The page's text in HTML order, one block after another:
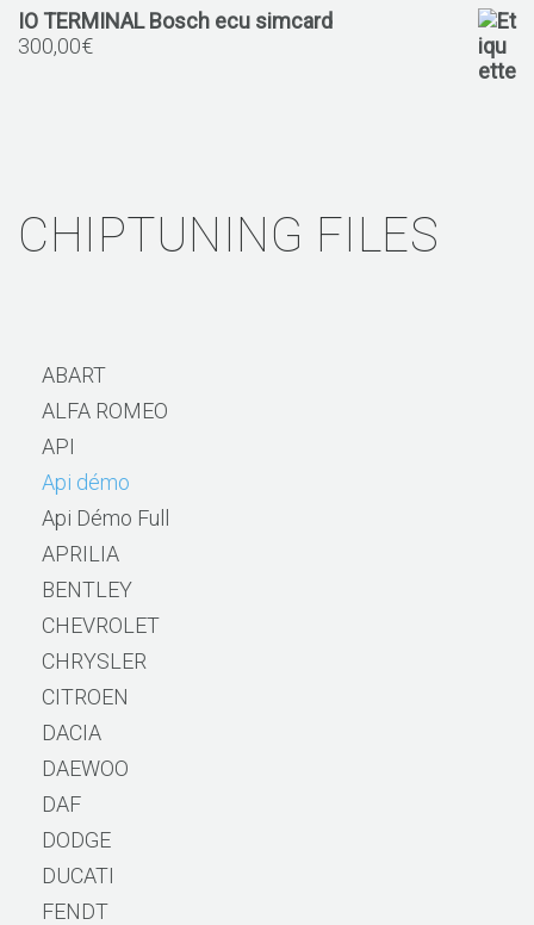
IO TERMINAL Bosch ecu simcard
300,00€
CHIPTUNING FILES
ABART
ALFA ROMEO
API
Api démo
Api Démo Full
APRILIA
BENTLEY
CHEVROLET
CHRYSLER
CITROEN
DACIA
DAEWOO
DAF
DODGE
DUCATI
FENDT